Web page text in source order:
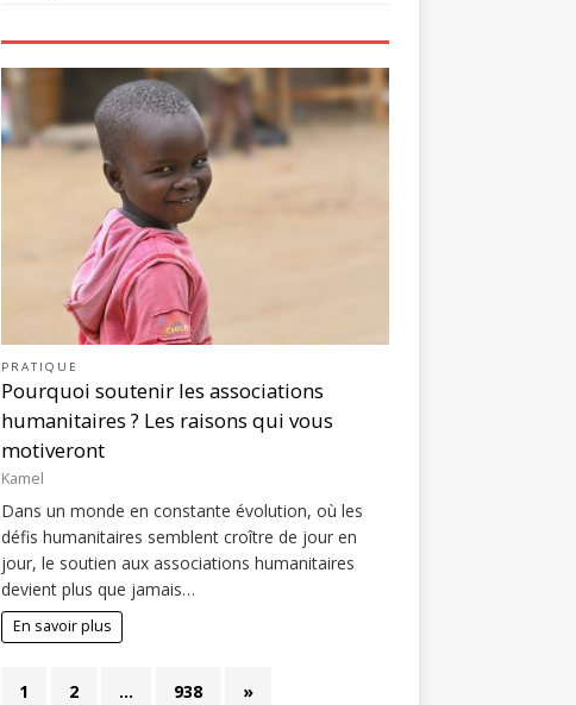
PRATIQUE
Pourquoi soutenir les associations
humanitaires ? Les raisons qui vous
motiveront
Kamel
Dans un monde en constante évolution, où les
défis humanitaires semblent croître de jour en
jour, le soutien aux associations humanitaires
devient plus que jamais…
En savoir plus
1 2 … 938 »